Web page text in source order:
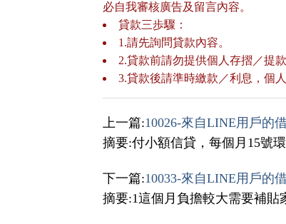
必自我審核廣告及留言內容。
貸款三歩驟：
1.請先詢問貸款內容。
2.貸款前請勿提供個人存摺／提
3.貸款後請準時繳款／利息，個
上一篇:10026-來自LINE用戶的
摘要:付小額信貸，每個月15號
下一篇:10033-來自LINE用戶的
摘要:1這個月負擔較大需要補貼